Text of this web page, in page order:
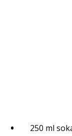
250 ml